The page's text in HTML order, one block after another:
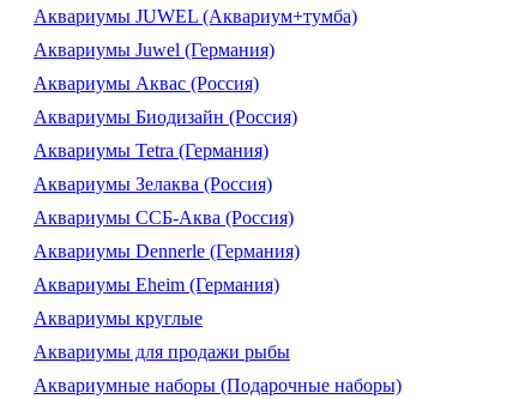
Аквариумы JUWEL (Аквариум+тумба)
Аквариумы Juwel (Германия)
Аквариумы Аквас (Россия)
Аквариумы Биодизайн (Россия)
Аквариумы Tetra (Германия)
Аквариумы Зелаква (Россия)
Аквариумы ССБ-Аква (Россия)
Аквариумы Dennerle (Германия)
Аквариумы Eheim (Германия)
Аквариумы круглые
Аквариумы для продажи рыбы
Аквариумные наборы (Подарочные наборы)